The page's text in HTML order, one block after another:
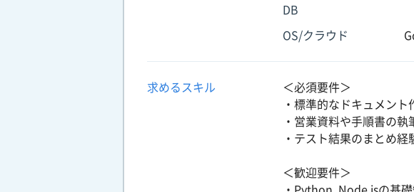
DB
OS/クラウド
求めるスキル
＜必須要件＞
・標準的なドキュメント
・営業資料や手順書の執
・テスト結果のまとめ経
＜歓迎要件＞